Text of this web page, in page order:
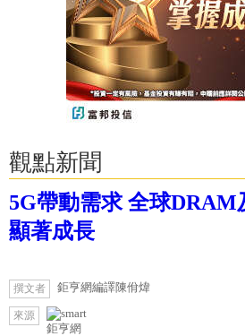
觀點新聞
5G帶動需求 全球DRAM
顯著成長
撰文者 鉅亨網編譯陳佾煒
來源
鉅亨網